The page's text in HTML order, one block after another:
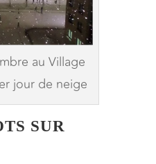
au Village
jour de neige
SUR